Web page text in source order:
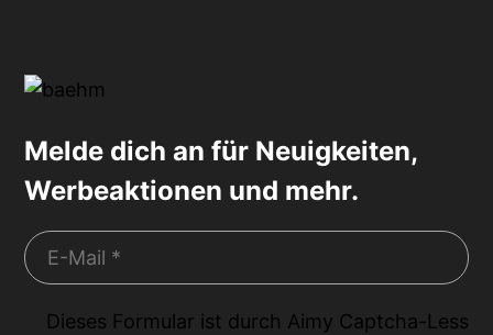
Melde dich an für Neuigkeiten,
Werbeaktionen und mehr.
Dieses Formular ist durch Aimy Captcha-Less